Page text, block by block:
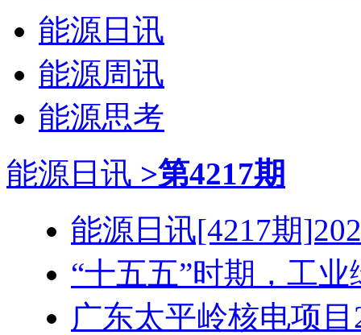
能源日讯
能源周讯
能源思考
能源日讯 >第4217期
能源日讯[4217期
“十五五”时期，工业
广东太平岭核电项